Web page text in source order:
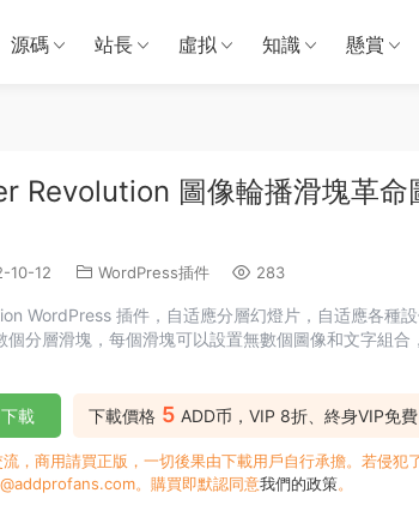
源碼 站長 虛拟 知識 懸賞
Revolution 圖像輪播滑塊革
10-12 WordPress插件 283
WordPress 插件，自适應分層幻燈片，自适應各種
個分層滑塊，每個滑塊可以設置無數個圖像和文字組合
下載價格 5 ADD币，VIP 8折、終身VIP免
載
，商用請買正版，一切後果由下載用戶自行承擔。若侵犯
。購買即默認同意我們的政策。